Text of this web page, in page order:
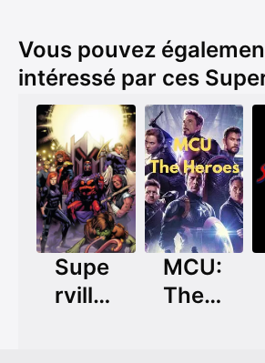
Vous pouvez
intéressé par ces
Supe
rvillai
MCU:
The